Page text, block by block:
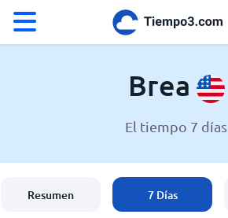
Brea
El tiempo 7 días
Resumen 7 Días